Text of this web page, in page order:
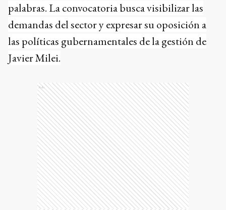
palabras. La convocatoria busca visibilizar las
demandas del sector y expresar su oposición a
las políticas gubernamentales de la gestión de
Javier Milei.
Ads